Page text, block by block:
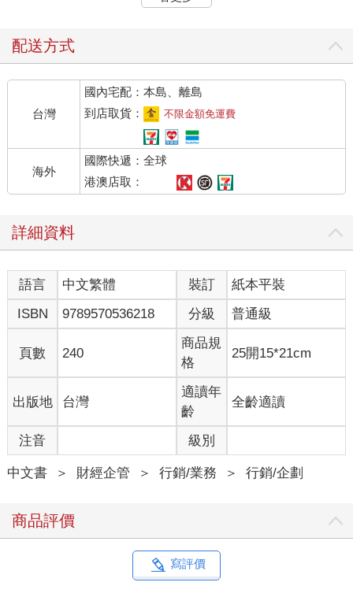
買回來自己吃或是與家人一起吃的哈密瓜，買一顆一千日圓
級，與超市買的哈密瓜不一樣。
彙集以上要素做為贈品，一顆兩萬日圓也不是什麼離譜的價
格。當然，能夠理解這個售價的人也很多，所以賣到十倍以上也
還是賣得出去的。
▶翻轉銷售
以此為例，若想要自家企業的商品或服務能夠賣到十倍以上
的價格，就要翻轉自己的想法，徹底改變銷售戰略。
人外，就是金錢上可以輕鬆負擔一顆兩萬日圓哈密瓜的人。
關於銷售方式，超市講究的是熱鬧、有朝氣的感覺，與最新
鮮的農產品。千疋屋的重點則是高級感。
在進貨方面，超市講究的是要找可以便宜進貨的盤商或農
家，千疋屋重視的則是要找到品質與產地都有品牌力的商品。也
就是說，超商與千疋屋做生意的方式不一樣，瞄準的目標市場也
最重要的是，要把哈密瓜打造成「不只是哈密瓜」的商品。
只要能夠找到施力點，提高售價，就可以增加利潤，還能擺脫競
爭激烈且必須在價格上進行殊死戰的紅海。
3-2為什麼旅費在黃金週時會爆漲？
▶需求與供給的平衡
可以賣貴一點，就要賣貴一點，這是設定價格時要有的基本
概念。
季節或是旺季的關係變動。這個機制就是所謂的動態定價
（Dynamic Pricing）。不只是旅費，這也適用於熱門運動競賽，
配送方式
台灣
國內宅配：本島、離島
到店取貨：
不限金額免運費
海外
國際快遞：全球
港澳店取：
詳細資料
語言 中文繁體 裝訂
紙本平裝
ISBN
9789570536218 分級 普通級
頁數 240
商品規
格
25開15*21cm
出版地 台灣
適讀年
齡
全齡適讀
注音 級別
中文書 ＞ 財經企管 ＞ 行銷/業務 ＞ 行銷/企劃
商品評價
寫評價